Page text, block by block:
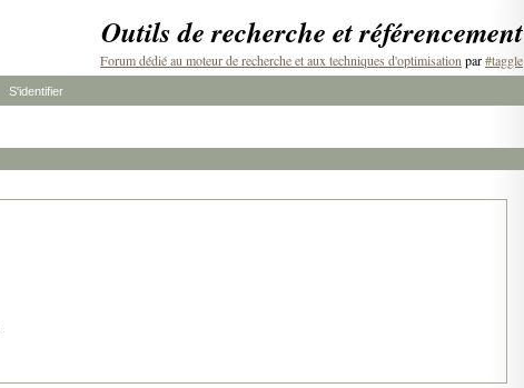
Outils de recherche et référencement
Forum dédié au moteur de recherche et aux techniques d'optimisation par#taggle
S'identifier